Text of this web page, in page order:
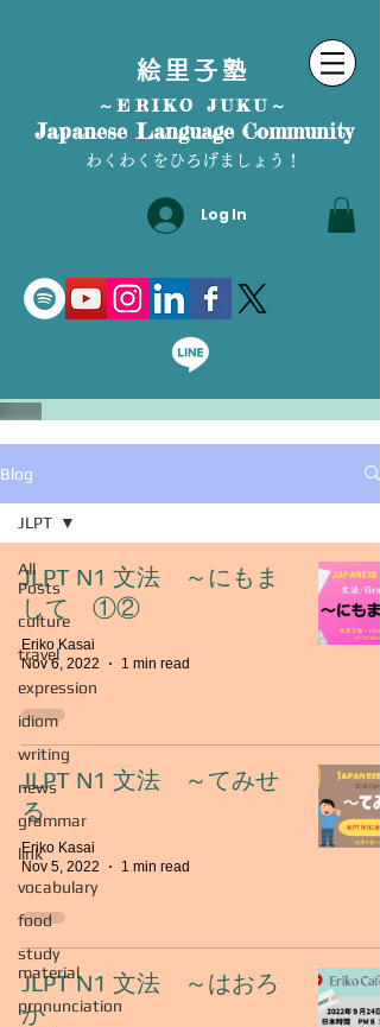
絵里子塾
～ERIKO JUKU～
Japanese Language Community
わくわくをひろげましょう！
Log In
Blog
All
Posts
culture
travel
expression
idiom
writing
news
grammar
link
vocabulary
food
study
material
pronunciation
JLPT
JLPT N1 文法 ～にもま
して ①②
Eriko Kasai
Nov 6, 2022
1 min read
JLPT N1 文法 ～てみせ
る
Eriko Kasai
Nov 5, 2022
1 min read
JLPT N1 文法 ～はおろ
か